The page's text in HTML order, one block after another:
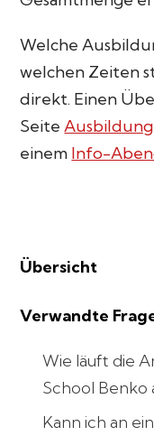
Übersicht
Verwandte
Wie läuft die
School Benko
Kann ich an
Welche
welchen Zeiten
direkt. Einen
Seite
einem Info-